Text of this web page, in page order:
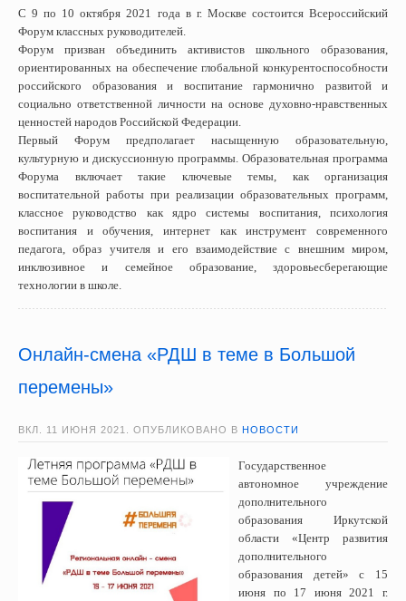
С 9 по 10 октября 2021 года в г. Москве состоится Всероссийский
Форум классных руководителей.
Форум призван объединить активистов школьного образования,
ориентированных на обеспечение глобальной конкурентоспособности
российского образования и воспитание гармонично развитой и
социально ответственной личности на основе духовно-нравственных
ценностей народов Российской Федерации.
Первый Форум предполагает насыщенную образовательную,
культурную и дискуссионную программы. Образовательная программа
Форума включает такие ключевые темы, как организация
воспитательной работы при реализации образовательных программ,
классное руководство как ядро системы воспитания, психология
воспитания и обучения, интернет как инструмент современного
педагога, образ учителя и его взаимодействие с внешним миром,
инклюзивное и семейное образование, здоровьесберегающие
технологии в школе.
Онлайн-смена «РДШ в теме в Большой
перемены»
ВКЛ. 11 ИЮНЯ 2021 . ОПУБЛИКОВАНО В НОВОСТИ
Государственное
автономное учреждение
дополнительного
образования Иркутской
области «Центр развития
дополнительного
образования детей» с 15
июня по 17 июня 2021 г.